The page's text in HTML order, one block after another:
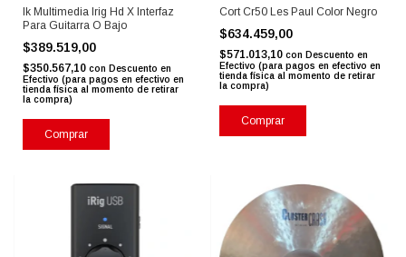
Ik Multimedia Irig Hd X Interfaz
Para Guitarra O Bajo
$389.519,00
$350.567,10 con Descuento en
Efectivo (para pagos en efectivo en
tienda física al momento de retirar
la compra)
Cort Cr50 Les Paul Color Negro
$634.459,00
$571.013,10 con Descuento en
Efectivo (para pagos en efectivo en
tienda física al momento de retirar
la compra)
Comprar